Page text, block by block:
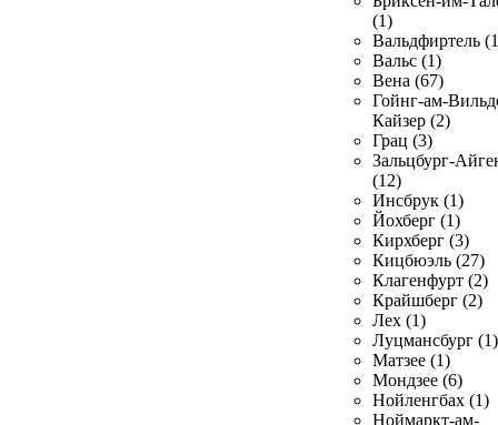
(1)
Вальдфиртель
Вальс (1)
Вена (67)
Гойнг-ам-
Кайзер (2)
Грац (3)
Зальцбург-
(12)
Инсбрук (1)
Йохберг (1)
Кирхберг (3)
Кицбюэль (27)
Клагенфурт (2)
Крайшберг (2)
Лех (1)
Луцмансбург (1)
Матзее (1)
Мондзее (6)
Нойленгбах (1)
Ноймаркт-ам-